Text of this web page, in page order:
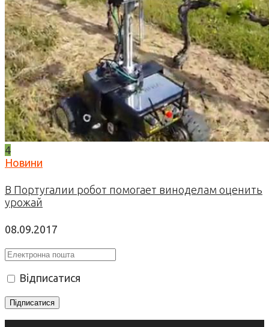
4
Новини
В Португалии робот помогает виноделам оценить
урожай
08.09.2017
Відписатися